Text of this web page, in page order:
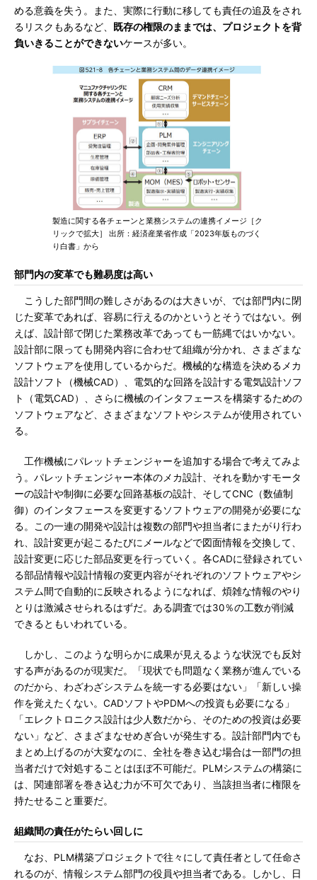
める意義を失う。また、実際に行動に移しても責任の追及をされ
るリスクもあるなど、 既存の権限のままでは、プロジェクトを背
負いきることができないケースが多い。
製造に関する各チェーンと業務システムの連携イメージ［ク
リックで拡大］ 出所：経済産業省作成「2023年版ものづく
り白書」から
部門内の変革でも難易度は高い
こうした部門間の難しさがあるのは大きいが、では部門内に閉
じた変革であれば、容易に行えるのかというとそうではない。例
えば、設計部で閉じた業務改革であっても一筋縄ではいかない。
設計部に限っても開発内容に合わせて組織が分かれ、さまざまな
ソフトウェアを使用しているからだ。機械的な構造を決めるメカ
設計ソフト（機械CAD）、電気的な回路を設計する電気設計ソフ
ト（電気CAD）、さらに機械のインタフェースを構築するための
ソフトウェアなど、さまざまなソフトやシステムが使用されてい
る。
工作機械にパレットチェンジャーを追加する場合で考えてみよ
う。パレットチェンジャー本体のメカ設計、それを動かすモータ
ーの設計や制御に必要な回路基板の設計、そしてCNC（数値制
御）のインタフェースを変更するソフトウェアの開発が必要にな
る。この一連の開発や設計は複数の部門や担当者にまたがり行わ
れ、設計変更が起こるたびにメールなどで図面情報を交換して、
設計変更に応じた部品変更を行っていく。各CADに登録されてい
る部品情報や設計情報の変更内容がそれぞれのソフトウェアやシ
ステム間で自動的に反映されるようになれば、煩雑な情報のやり
とりは激減させられるはずだ。ある調査では30％の工数が削減
できるともいわれている。
しかし、このような明らかに成果が見えるような状況でも反対
する声があるのが現実だ。「現状でも問題なく業務が進んでいる
のだから、わざわざシステムを統一する必要はない」「新しい操
作を覚えたくない。CADソフトやPDMへの投資も必要になる」
「エレクトロニクス設計は少人数だから、そのための投資は必要
ない」など、さまざまなせめぎ合いが発生する。設計部門内でも
まとめ上げるのが大変なのに、全社を巻き込む場合は一部門の担
当者だけで対処することはほぼ不可能だ。PLMシステムの構築に
は、関連部署を巻き込む力が不可欠であり、当該担当者に権限を
持たせること重要だ。
組織間の責任がたらい回しに
なお、PLM構築プロジェクトで往々にして責任者として任命さ
れるのが、情報システム部門の役員や担当者である。しかし、日